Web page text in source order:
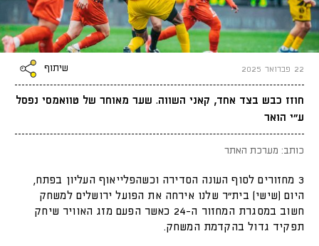
22 פברואר 2025 שיתוף
חוזז כבש בצד אחד, קאני השווה. שער מאוחר של טוואמסי נפסל
ע״י הואר
כותב: מערכת האתר
3 מחזורים לסוף העונה הסדירה וכשהפלייאוף העליון בפתח,
היום (שישי) בית״ר שלנו אירחה את הפועל ירושלים למשחק
חשוב במסגרת המחזור ה-24 כאשר הפעם מזג האוויר שיחק
תפקיד גדול בהקדמת המשחק.